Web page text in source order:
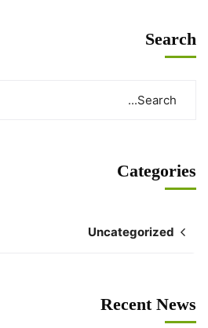
Search
Categories
Uncategorized
Recent News